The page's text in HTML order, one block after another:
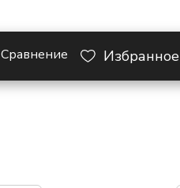
Сравнение Избранное